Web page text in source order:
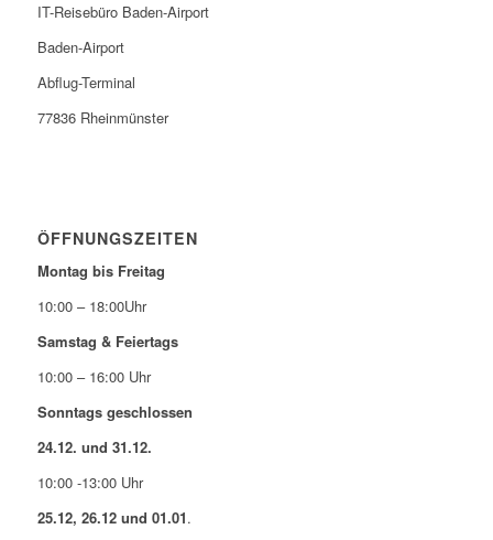
IT-Reisebüro Baden-Airport
Baden-Airport
Abflug-Terminal
77836 Rheinmünster
ÖFFNUNGSZEITEN
Montag bis Freitag
10:00 – 18:00Uhr
Samstag & Feiertags
10:00 – 16:00 Uhr
Sonntags geschlossen
24.12. und 31.12.
10:00 -13:00 Uhr
25.12, 26.12 und 01.01.